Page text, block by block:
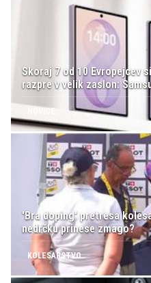
Skoraj 7 od 10 Evropejcev
razpre v velik zaslon:
NOVICE
'Bra doping' pretresa
nedrčku prinese zmago?
KOLESARSTVO